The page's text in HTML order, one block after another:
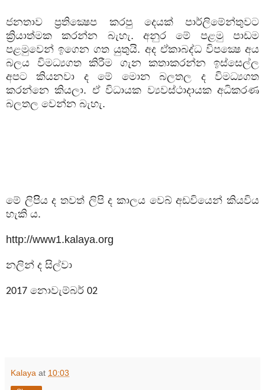
ජනතාව ප්‍රතික්‍ෂෙප කරපු දෙයක් පාර්ලිමේන්තුවට
ක්‍රියාත්මක කරන්න බැහැ. අනුර මේ පළමු පාඩම
පළමුවෙන් ඉගෙන ගත යුතුයි. අද ඒකාබද්ධ විපක්‍ෂෙ අය
බලය විමධ්‍යගත කිරීම ගැන කතාකරන්න ඉස්සෙල්ල
අපට කියනවා ද මේ මොන බලතල ද විමධ්‍යගත
කරන්නෙ කියලා. ඒ විධායක ව්‍යවස්ථාදායක අධිකරණ
බලතල වෙන්න බැහැ.
මේ ලිපිිය ද තවත් ලිපි ද කාලය වෙබ් අඩවියෙන් කියවිය
හැකි ය.
http://www1.kalaya.org
නලින් ද සිල්වා
2017 නොවැම්බර් 02
Kalaya at 10:03